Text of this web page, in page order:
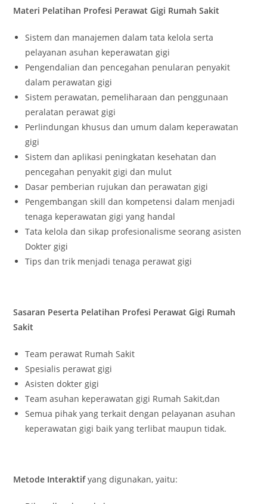
Materi Pelatihan Profesi Perawat Gigi Rumah Sakit
Sistem dan manajemen dalam tata kelola serta
pelayanan asuhan keperawatan gigi
Pengendalian dan pencegahan penularan penyakit
dalam perawatan gigi
Sistem perawatan, pemeliharaan dan penggunaan
peralatan perawat gigi
Perlindungan khusus dan umum dalam keperawatan
gigi
Sistem dan aplikasi peningkatan kesehatan dan
pencegahan penyakit gigi dan mulut
Dasar pemberian rujukan dan perawatan gigi
Pengembangan skill dan kompetensi dalam menjadi
tenaga keperawatan gigi yang handal
Tata kelola dan sikap profesionalisme seorang asisten
Dokter gigi
Tips dan trik menjadi tenaga perawat gigi
Sasaran Peserta Pelatihan Profesi Perawat Gigi Rumah
Sakit
Team perawat Rumah Sakit
Spesialis perawat gigi
Asisten dokter gigi
Team asuhan keperawatan gigi Rumah Sakit,dan
Semua pihak yang terkait dengan pelayanan asuhan
keperawatan gigi baik yang terlibat maupun tidak.
Metode Interaktifyang digunakan, yaitu: